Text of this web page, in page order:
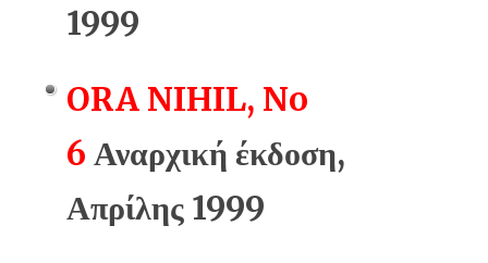
1999
ORA NIHIL, No
6 Αναρχική έκδοση,
Απρίλης 1999